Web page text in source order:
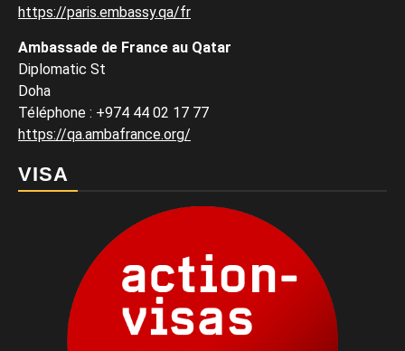
https://paris.embassy.qa/fr
Ambassade de France au Qatar
Diplomatic St
Doha
Téléphone : +974 44 02 17 77
https://qa.ambafrance.org/
VISA